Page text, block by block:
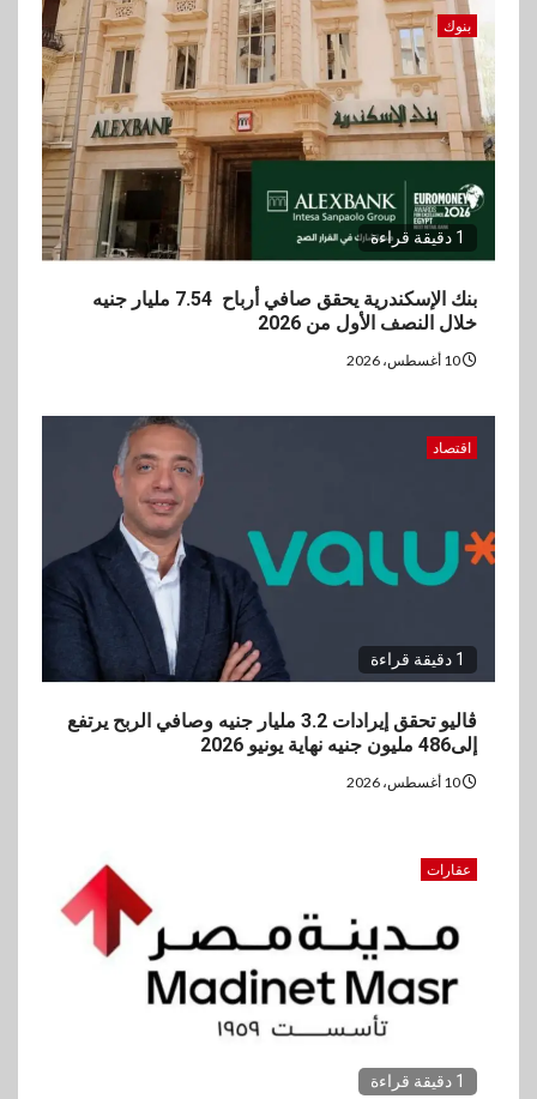
مليون جنيه نهاية يونيو 2026
3
عقارات
مدينة مصر تسجل مبيعات بقيمة
28.4 مليار جنيه خلال النصف
4
سوق وصلة
vivo تعيد تعريف مفهوم الفئة
5 بنوك رياضة
وزير الشباب والرياضة يلتقي
بالرئيس التنفيذي والعضو المنتدب
لبنك saib لبحث تعزيز التعاون
بنوك
1 دقيقة قراءة
بنك الإسكندرية يحقق صافي أرباح 7.54 مليار جنيه
خلال النصف الأول من 2026
اقتصاد
1 دقيقة قراءة
ڤاليو تحقق إيرادات 3.2 مليار جنيه وصافي الربح يرتفع
إلى486 مليون جنيه نهاية يونيو 2026
عقارات
1 دقيقة قراءة